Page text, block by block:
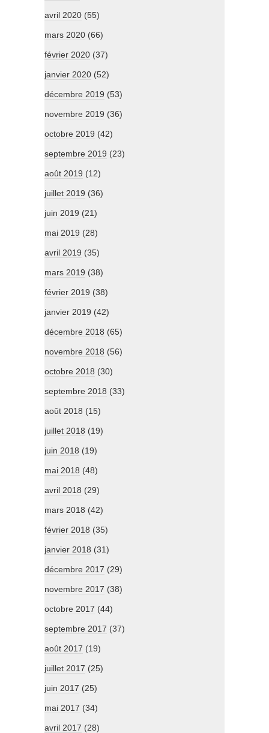
avril 2020 (55)
mars 2020 (66)
février 2020 (37)
janvier 2020 (52)
décembre 2019 (53)
novembre 2019 (36)
octobre 2019 (42)
septembre 2019 (23)
août 2019 (12)
juillet 2019 (36)
juin 2019 (21)
mai 2019 (28)
avril 2019 (35)
mars 2019 (38)
février 2019 (38)
janvier 2019 (42)
décembre 2018 (65)
novembre 2018 (56)
octobre 2018 (30)
septembre 2018 (33)
août 2018 (15)
juillet 2018 (19)
juin 2018 (19)
mai 2018 (48)
avril 2018 (29)
mars 2018 (42)
février 2018 (35)
janvier 2018 (31)
décembre 2017 (29)
novembre 2017 (38)
octobre 2017 (44)
septembre 2017 (37)
août 2017 (19)
juillet 2017 (25)
juin 2017 (25)
mai 2017 (34)
avril 2017 (28)